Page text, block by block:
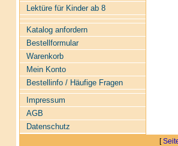
Lektüre für Kinder ab 8
Katalog anfordern
Bestellformular
Warenkorb
Mein Konto
Bestellinfo / Häufige Fragen
Impressum
AGB
Datenschutz
[